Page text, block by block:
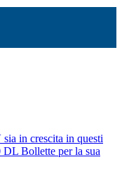
in crescita in questi
DL Bollette per la sua